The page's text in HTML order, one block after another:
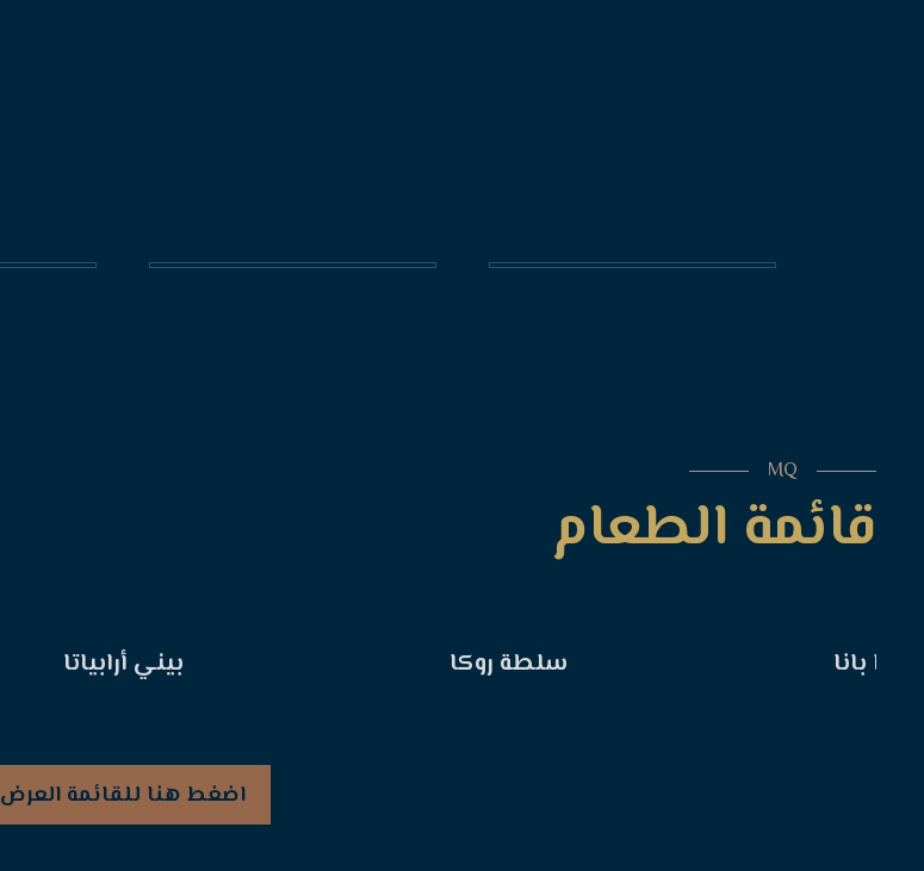
MQ
قائمة الطعام
بانا سلطة روكا بيني أرابياتا
اضغط هنا للقائمة العرض